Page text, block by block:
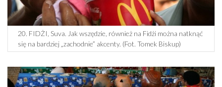
20. FIDŻI, Suva. Jak wszędzie, również na Fidżi można natknąć
się na bardziej „zachodnie” akcenty. (Fot. Tomek Biskup)